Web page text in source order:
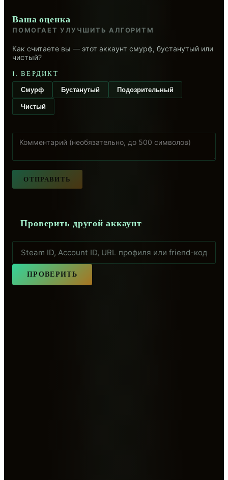
Ваша оценка
ПОМОГАЕТ УЛУЧШИТЬ АЛГОРИТМ
Как считаете вы — этот аккаунт смурф, бустанутый или
чистый?
1. ВЕРДИКТ
Смурф Бустанутый Подозрительный
Чистый
ОТПРАВИТЬ
Проверить другой аккаунт
ПРОВЕРИТЬ